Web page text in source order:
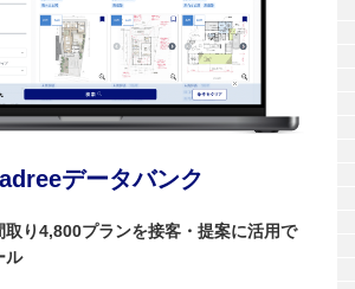
データバンク
取り4,800プランを接客・提案に活用で
ル